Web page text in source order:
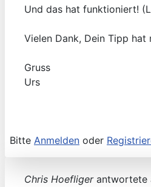
Und das hat funktioniert!
Vielen Dank, Dein Tipp
Gruss
Urs
Bitte Anmelden oder
Chris Hoefligerantwortete